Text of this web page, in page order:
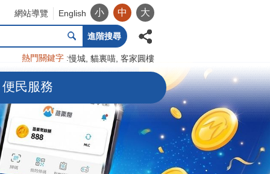
網站導覽 English 小 中 大
進階搜尋
熱門關鍵字 慢城 貓裏喵 客家圓樓
便民服務